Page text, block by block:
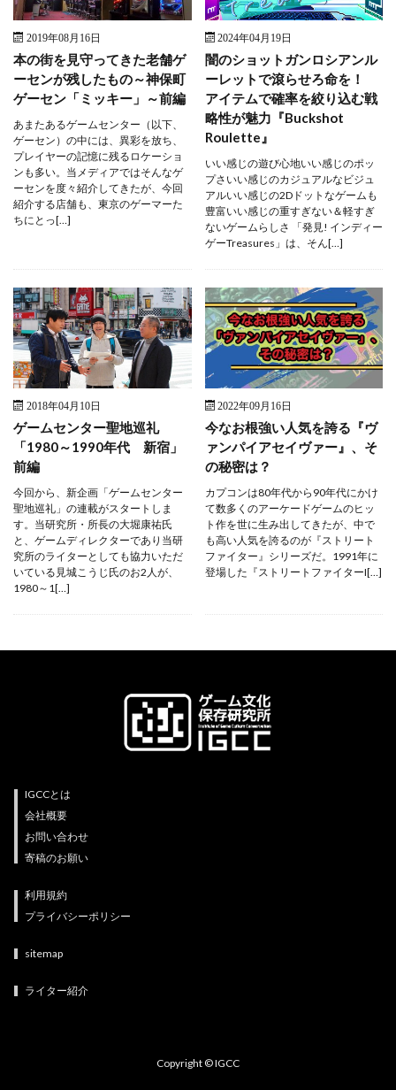
2019年08月16日
本の街を見守ってきた老舗ゲ
ーセンが残したもの～神保町
ゲーセン「ミッキー」～前編
あまたあるゲームセンター（以下、
ゲーセン）の中には、異彩を放ち、
プレイヤーの記憶に残るロケーショ
ンも多い。当メディアではそんなゲ
ーセンを度々紹介してきたが、今回
紹介する店舗も、東京のゲーマーた
ちにとっ[…]
2024年04月19日
闇のショットガンロシアンル
ーレットで滾らせろ命を！
アイテムで確率を絞り込む戦
略性が魅力『Buckshot
Roulette』
いい感じの遊び心地いい感じのポッ
プさいい感じのカジュアルなビジュ
アルいい感じの2Dドットなゲームも
豊富いい感じの重すぎない＆軽すぎ
ないゲームらしさ 「発見! インディー
ゲーTreasures」は、そん[…]
2018年04月10日
ゲームセンター聖地巡礼
「1980～1990年代 新宿」
前編
今回から、新企画「ゲームセンター
聖地巡礼」の連載がスタートしま
す。当研究所・所長の大堀康祐氏
と、ゲームディレクターであり当研
究所のライターとしても協力いただ
いている見城こうじ氏のお2人が、
1980～1[…]
2022年09月16日
今なお根強い人気を誇る『ヴ
ァンパイアセイヴァー』、そ
の秘密は？
カプコンは80年代から90年代にかけ
て数多くのアーケードゲームのヒッ
ト作を世に生み出してきたが、中で
も高い人気を誇るのが『ストリート
ファイター』シリーズだ。1991年に
登場した『ストリートファイターI[…]
IGCCとは
会社概要
お問い合わせ
寄稿のお願い
利用規約
プライバシーポリシー
sitemap
ライター紹介
Copyright © IGCC